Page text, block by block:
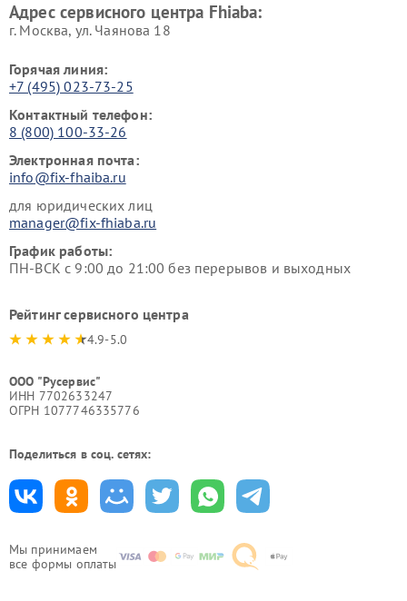
Мы принимаем
все формы оплаты
Адрес сервисного центра Fhiaba:
г. Москва, ул. Чаянова 18
Горячая линия:
+7 (495) 023-73-25
Контактный телефон:
8 (800) 100-33-26
Электронная почта:
info@fix-fhaiba.ru
для юридических лиц
manager@fix-fhiaba.ru
График работы:
ПН-ВСК с 9:00 до 21:00 без перерывов и выходных
Рейтинг сервисного центра
4.9-5.0
ООО "Русервис"
ИНН 7702633247
ОГРН 1077746335776
Поделиться в соц. сетях: